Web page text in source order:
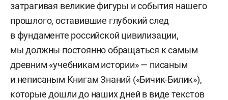
затрагивая великие фигуры и события нашего
прошлого, оставившие глубокий след
в фундаменте российской цивилизации,
мы должны постоянно обращаться к самым
древним «учебникам истории» — писаным
и неписаным Книгам Знаний («Бичик-Билик»),
которые дошли до наших дней в виде текстов